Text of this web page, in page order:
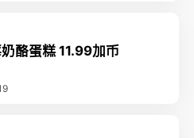
酪蛋糕 11.99加币